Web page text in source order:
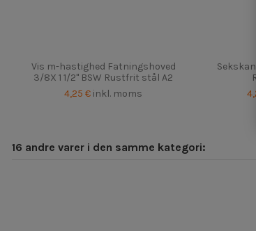
Vis m-hastighed Fatningshoved
3/8X 1 1/2" BSW Rustfrit stål A2
4,25 € inkl. moms
16 andre varer i den samme kategori: